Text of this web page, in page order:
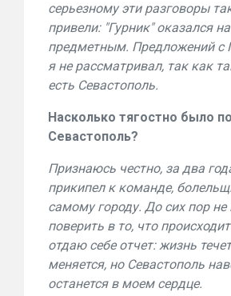
серьезному эти разговоры
привели: "Гурник" оказался
предметным. Предложений с
я не рассматривал, так как
есть Севастополь.
Насколько тягостно было
Севастополь?
Признаюсь честно, за два
прикипел к команде,
самому городу. До сих пор не
поверить в то, что
отдаю себе отчет: жизнь
меняется, но Севастополь
останется в моем сердце.